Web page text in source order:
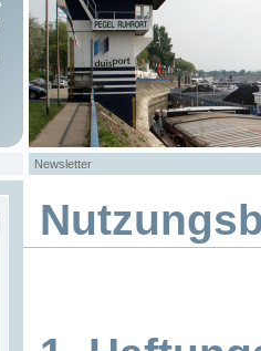
Newsletter